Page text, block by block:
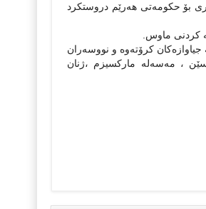
بۆ حکومه‌تی هه‌رێم دروستکرد
کردنی ماوس.
کرۆته‌وه‌ و نووسه‌ران
، مه‌سه‌له‌ مارکسیزم ،ژنان